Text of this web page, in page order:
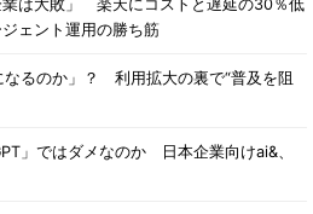
業は大敗」 楽天にコストと遅延の30％低
ェント運用の勝ち筋
なるのか」？ 利用拡大の裏で“普及を阻
」ではダメなのか 日本企業向けai&、